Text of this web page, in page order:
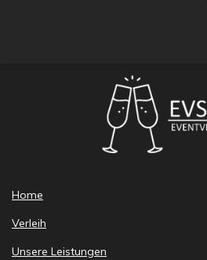
Home
Verleih
Unsere Leistungen